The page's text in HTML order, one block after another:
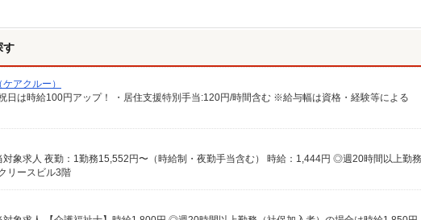
す
アクルー）
は時給100円アップ！ ・居住支援特別手当:120円/時間含む ※給与幅は資格・経験等による
リースビル3階